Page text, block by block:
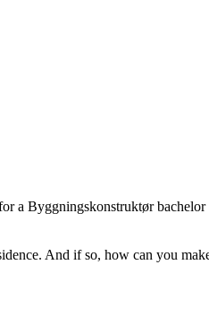
Byggningskonstruktør
And if so, how can you